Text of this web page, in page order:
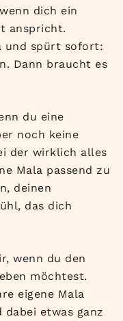
dich ein
anspricht.
und spürt sofort:
Dann braucht es
du eine
noch keine
der wirklich alles
Mala passend zu
deinen
das dich
wenn du den
möchtest.
eigene Mala
etwas ganz